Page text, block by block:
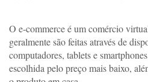
O e-commerce é um comércio
geralmente são feitas através de
computadores, tablets e
escolhida pelo preço mais baixo,